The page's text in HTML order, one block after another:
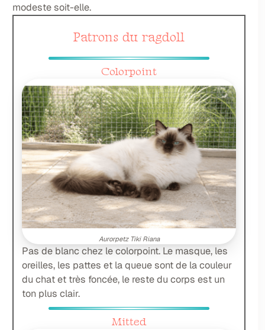
modeste soit-elle.
Patrons du ragdoll
Colorpoint
Aurorpetz Tiki Riana
Pas de blanc chez le colorpoint. Le masque, les
oreilles, les pattes et la queue sont de la couleur
du chat et très foncée, le reste du corps est un
ton plus clair.
Mitted